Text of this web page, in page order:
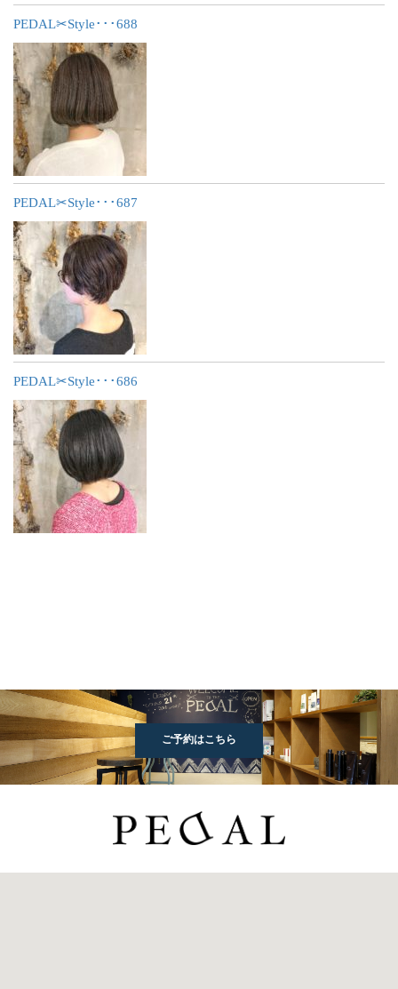
PEDAL✂︎Style･･･688
PEDAL✂︎Style･･･687
PEDAL✂︎Style･･･686
ご予約はこちら